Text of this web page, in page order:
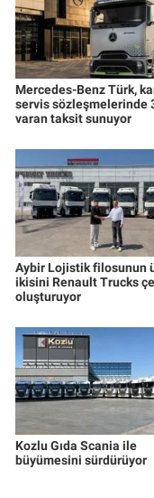
Mercedes-Benz Türk,
servis sözleşmelerinde
varan taksit sunuyor
Aybir Lojistik filosunun
ikisini Renault Trucks
oluşturuyor
Kozlu Gıda Scania ile
büyümesini sürdürüyor